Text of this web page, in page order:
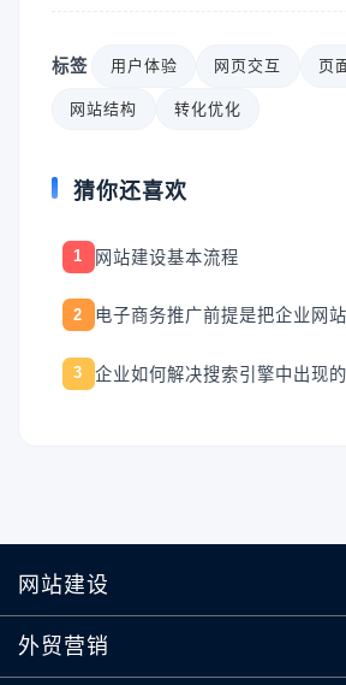
标签 用户体验 网页交互 页
网站结构 转化优化
猜你还喜欢
1 网站建设基本流程
2 电子商务推广前提是把企业网
3 企业如何解决搜索引擎中出现
网站建设
外贸营销